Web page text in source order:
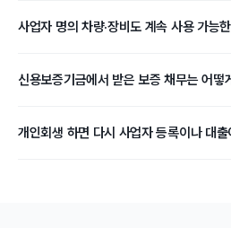
사업자 명의 차량·장비도 계속 사용 가능
신용보증기금에서 받은 보증 채무는 어떻
개인회생 하면 다시 사업자 등록이나 대